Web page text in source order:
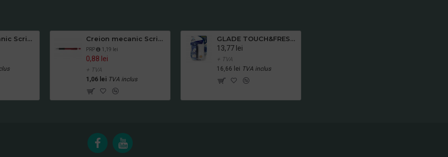
Creion mecanic Scriva Mex 0,7
Creion mecanic Scriva Mex 0,5
PRP 1,19 lei
0,88 lei
+ TVA
1,06 lei TVA inclus
GLADE TOUCH&FRESH APARAT MARINE 10 ML
13,77 lei
+ TVA
16,66 lei TVA inclus